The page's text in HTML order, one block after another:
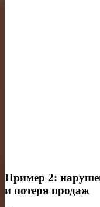
Пример 2:
и потеря продаж